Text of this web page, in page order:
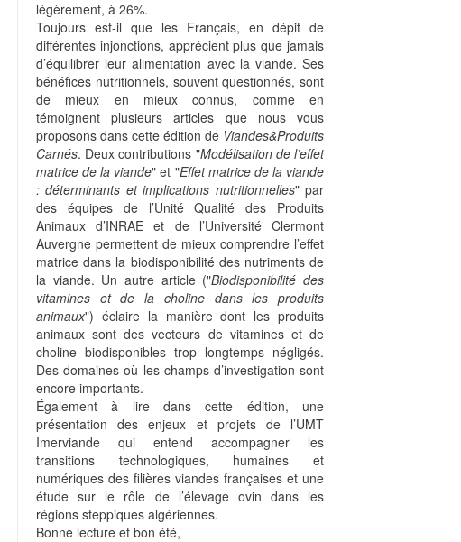
légèrement, à 26%.
Toujours est-il que les Français, en dépit de
différentes injonctions, apprécient plus que jamais
d’équilibrer leur alimentation avec la viande. Ses
bénéfices nutritionnels, souvent questionnés, sont
de mieux en mieux connus, comme en
témoignent plusieurs articles que nous vous
proposons dans cette édition de Viandes&Produits
Carnés. Deux contributions "Modélisation de l’effet
matrice de la viande" et "Effet matrice de la viande
: déterminants et implications nutritionnelles" par
des équipes de l’Unité Qualité des Produits
Animaux d’INRAE et de l’Université Clermont
Auvergne permettent de mieux comprendre l’effet
matrice dans la biodisponibilité des nutriments de
la viande. Un autre article ("Biodisponibilité des
vitamines et de la choline dans les produits
animaux") éclaire la manière dont les produits
animaux sont des vecteurs de vitamines et de
choline biodisponibles trop longtemps négligés.
Des domaines où les champs d’investigation sont
encore importants.
Également à lire dans cette édition, une
présentation des enjeux et projets de l’UMT
Imerviande qui entend accompagner les
transitions technologiques, humaines et
numériques des filières viandes françaises et une
étude sur le rôle de l’élevage ovin dans les
régions steppiques algériennes.
Bonne lecture et bon été,